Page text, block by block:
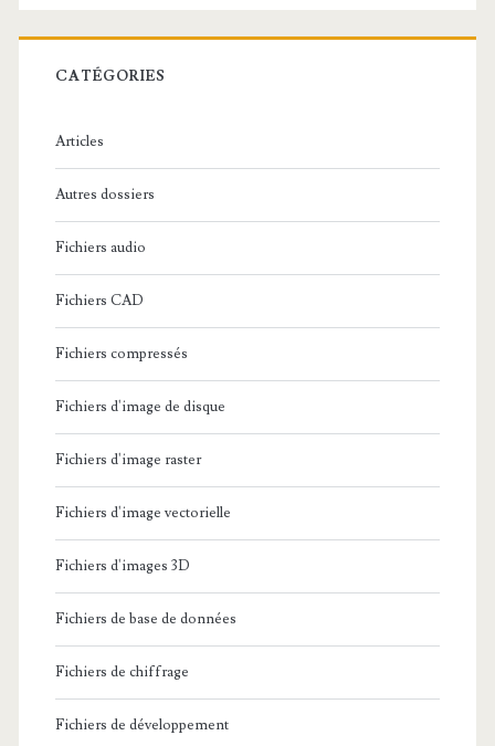
r
c
:
CATÉGORIES
Articles
Autres dossiers
Fichiers audio
Fichiers CAD
Fichiers compressés
Fichiers d'image de disque
Fichiers d'image raster
Fichiers d'image vectorielle
Fichiers d'images 3D
Fichiers de base de données
Fichiers de chiffrage
Fichiers de développement